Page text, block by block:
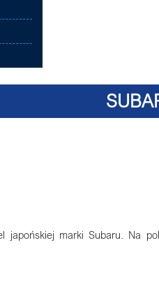
japońskiej marki Subaru. Na